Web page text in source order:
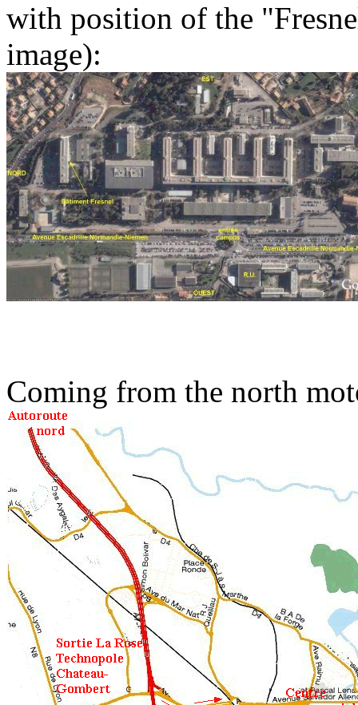
with position of the
image):
Coming from the north